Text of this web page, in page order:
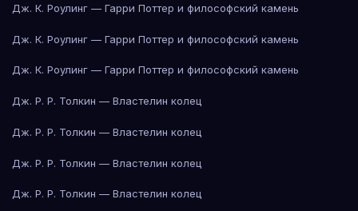
Дж. К. Роулинг — Гарри Поттер и философский камень
Дж. К. Роулинг — Гарри Поттер и философский камень
Дж. К. Роулинг — Гарри Поттер и философский камень
Дж. Р. Р. Толкин — Властелин колец
Дж. Р. Р. Толкин — Властелин колец
Дж. Р. Р. Толкин — Властелин колец
Дж. Р. Р. Толкин — Властелин колец